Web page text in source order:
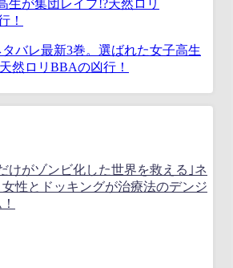
バレ最新3巻。選ばれた女子高生
然ロリBBAの凶行！
けがゾンビ化した世界を救える｣ネ
性とドッキングが治療法のデンジ